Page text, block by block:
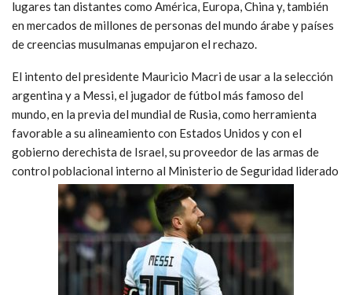
lugares tan distantes como América, Europa, China y, también
en mercados de millones de personas del mundo árabe y países
de creencias musulmanas empujaron el rechazo.
El intento del presidente Mauricio Macri de usar a la selección
argentina y a Messi, el jugador de fútbol más famoso del
mundo, en la previa del mundial de Rusia, como herramienta
favorable a su alineamiento con Estados Unidos y con el
gobierno derechista de Israel, su proveedor de las armas de
control poblacional interno al Ministerio de Seguridad liderado